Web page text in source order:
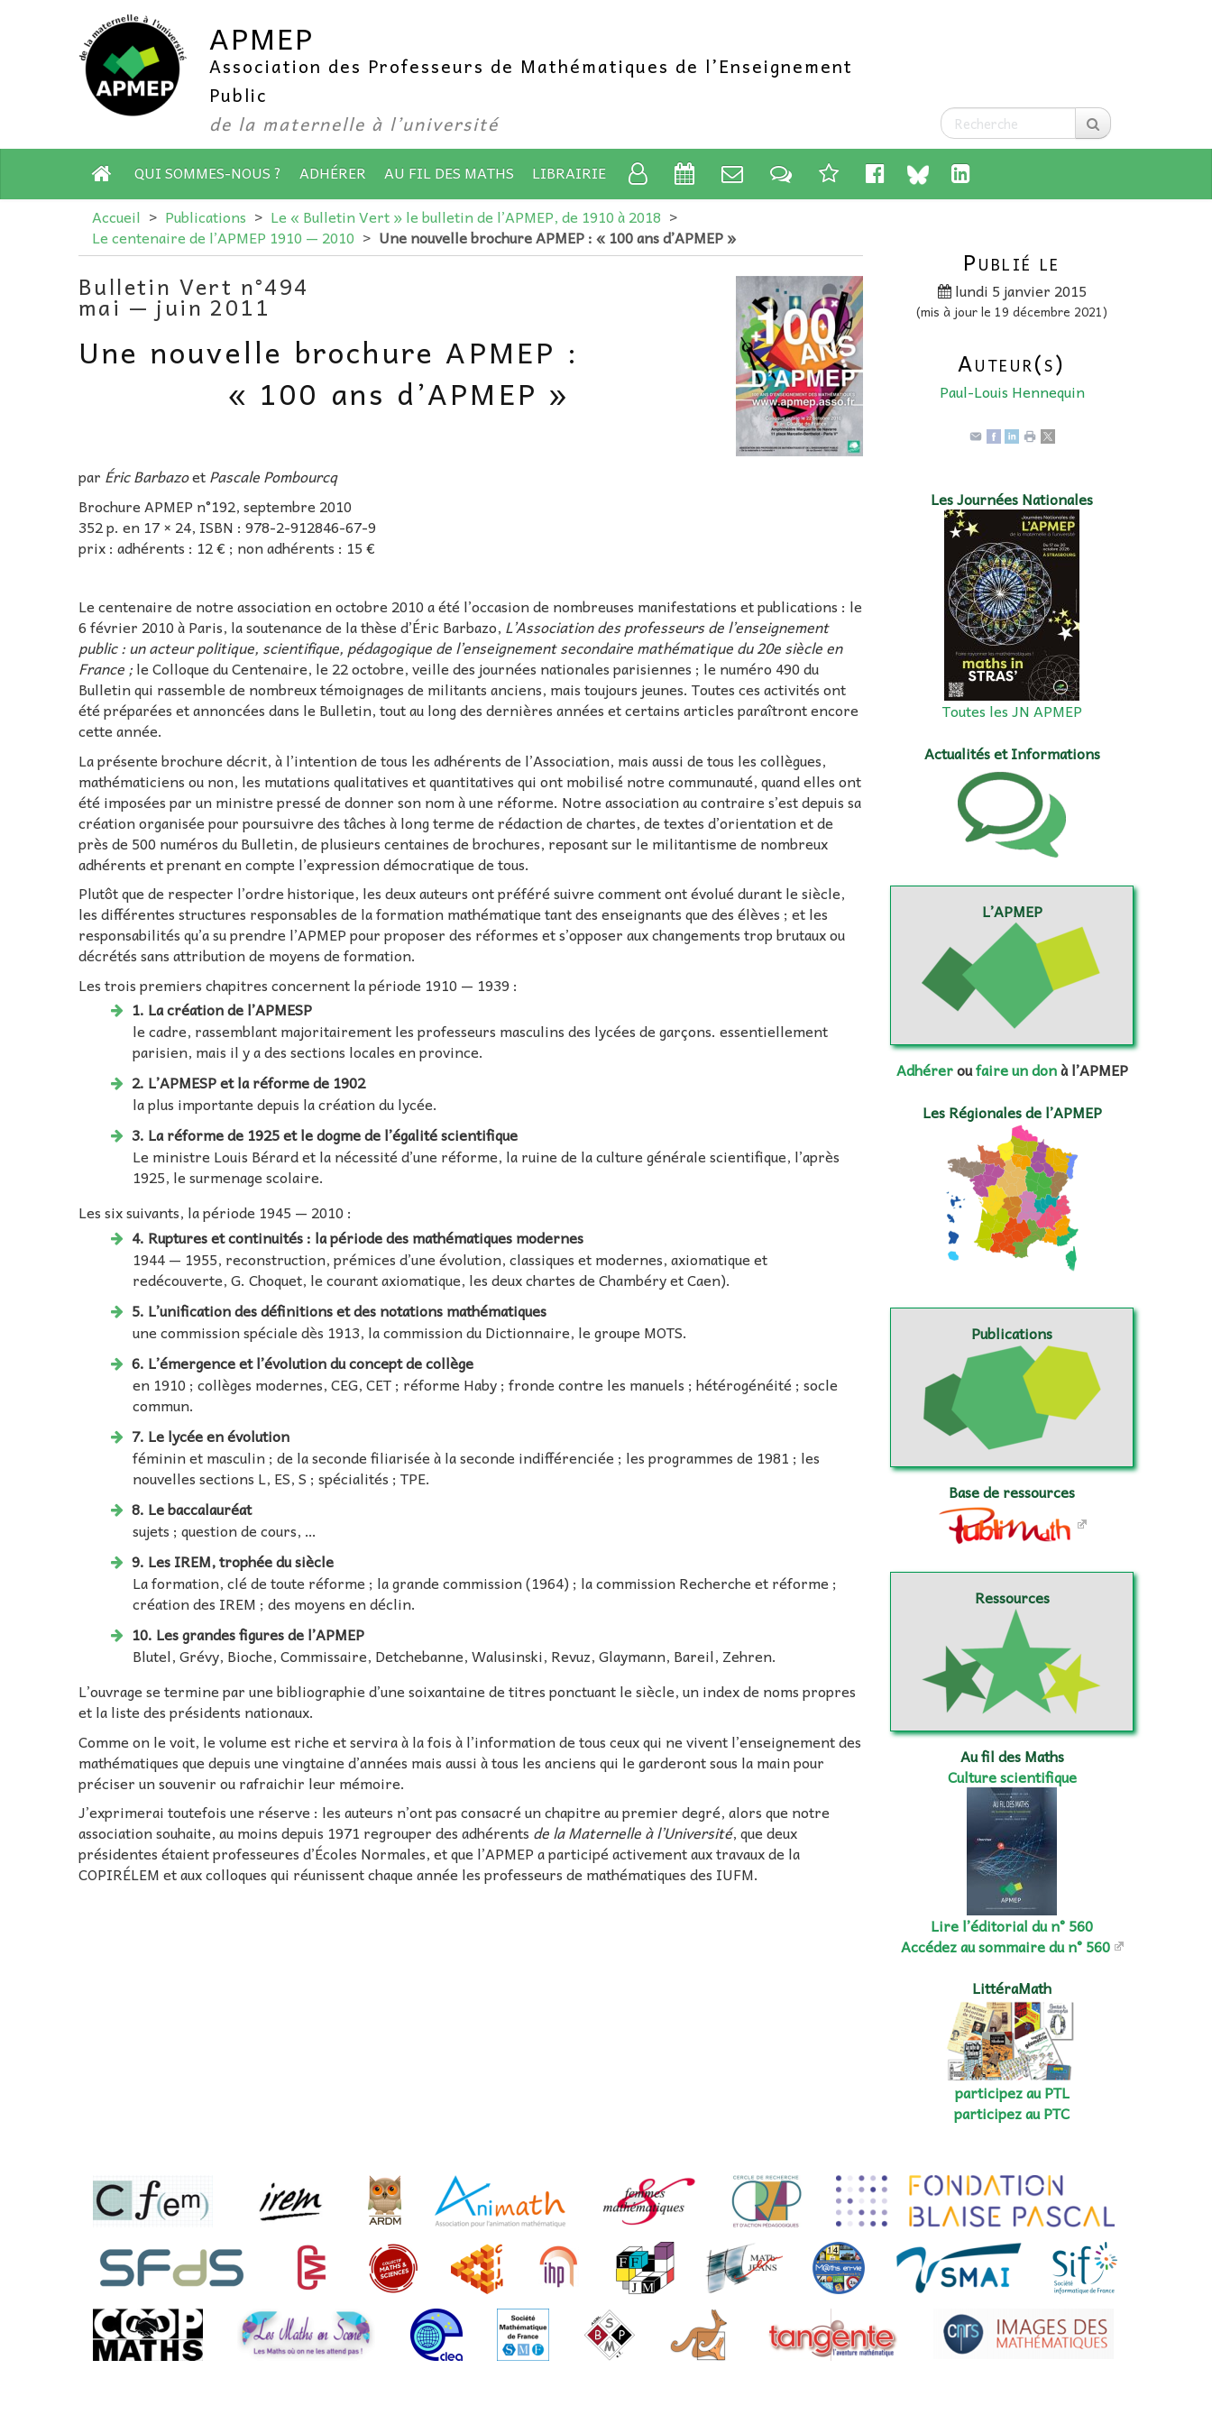
APMEP
Association des Professeurs de Mathématiques de l’Enseignement
Public
de la maternelle à l’université
QUI SOMMES-NOUS ? ADHÉRER AU FIL DES MATHS
LIBRAIRIE
Accueil > Publications > Le « Bulletin Vert » le bulletin de l’APMEP, de 1910 à 2018 >
Le centenaire de l’APMEP 1910 — 2010 > Une nouvelle brochure APMEP : « 100 ans d’APMEP »
Bulletin Vert n°494
mai — juin 2011
Une nouvelle brochure APMEP :
« 100 ans d’APMEP »
par Éric BarbazoetPascale Pombourcq
Brochure APMEP n°192, septembre 2010
352 p. en 17 × 24, ISBN : 978-2-912846-67-9
prix : adhérents : 12 € ; non adhérents : 15 €
Le centenaire de notre association en octobre 2010 a été l’occasion de nombreuses manifestations et publications : le
6 février 2010 à Paris, la soutenance de la thèse d’Éric Barbazo, L’Association des professeurs de l’enseignement
public : un acteur politique, scientifique, pédagogique de l’enseignement secondaire mathématique du 20e siècle en
France ;le Colloque du Centenaire, le 22 octobre, veille des journées nationales parisiennes ; le numéro 490 du
Bulletin qui rassemble de nombreux témoignages de militants anciens, mais toujours jeunes. Toutes ces activités ont
été préparées et annoncées dans le Bulletin, tout au long des dernières années et certains articles paraîtront encore
cette année.
La présente brochure décrit, à l’intention de tous les adhérents de l’Association, mais aussi de tous les collègues,
mathématiciens ou non, les mutations qualitatives et quantitatives qui ont mobilisé notre communauté, quand elles ont
été imposées par un ministre pressé de donner son nom à une réforme. Notre association au contraire s’est depuis sa
création organisée pour poursuivre des tâches à long terme de rédaction de chartes, de textes d’orientation et de
près de 500 numéros du Bulletin, de plusieurs centaines de brochures, reposant sur le militantisme de nombreux
adhérents et prenant en compte l’expression démocratique de tous.
Plutôt que de respecter l’ordre historique, les deux auteurs ont préféré suivre comment ont évolué durant le siècle,
les différentes structures responsables de la formation mathématique tant des enseignants que des élèves ; et les
responsabilités qu’a su prendre l’APMEP pour proposer des réformes et s’opposer aux changements trop brutaux ou
décrétés sans attribution de moyens de formation.
Les trois premiers chapitres concernent la période 1910 — 1939 :
1. La création de l’APMESP
le cadre, rassemblant majoritairement les professeurs masculins des lycées de garçons. essentiellement
parisien, mais il y a des sections locales en province.
2. L’APMESP et la réforme de 1902
la plus importante depuis la création du lycée.
3. La réforme de 1925 et le dogme de l’égalité scientifique
Le ministre Louis Bérard et la nécessité d’une réforme, la ruine de la culture générale scientifique, l’après
1925, le surmenage scolaire.
Les six suivants, la période 1945 — 2010 :
4. Ruptures et continuités : la période des mathématiques modernes
1944 — 1955, reconstruction, prémices d’une évolution, classiques et modernes, axiomatique et
redécouverte, G. Choquet, le courant axiomatique, les deux chartes de Chambéry et Caen).
5. L’unification des définitions et des notations mathématiques
une commission spéciale dès 1913, la commission du Dictionnaire, le groupe MOTS.
6. L’émergence et l’évolution du concept de collège
en 1910 ; collèges modernes, CEG, CET ; réforme Haby ; fronde contre les manuels ; hétérogénéité ; socle
commun.
7. Le lycée en évolution
féminin et masculin ; de la seconde filiarisée à la seconde indifférenciée ; les programmes de 1981 ; les
nouvelles sections L, ES, S ; spécialités ; TPE.
8. Le baccalauréat
sujets ; question de cours, …
9. Les IREM, trophée du siècle
La formation, clé de toute réforme ; la grande commission (1964) ; la commission Recherche et réforme ;
création des IREM ; des moyens en déclin.
10. Les grandes figures de l’APMEP
Blutel, Grévy, Bioche, Commissaire, Detchebanne, Walusinski, Revuz, Glaymann, Bareil, Zehren.
L’ouvrage se termine par une bibliographie d’une soixantaine de titres ponctuant le siècle, un index de noms propres
et la liste des présidents nationaux.
Comme on le voit, le volume est riche et servira à la fois à l’information de tous ceux qui ne vivent l’enseignement des
mathématiques que depuis une vingtaine d’années mais aussi à tous les anciens qui le garderont sous la main pour
préciser un souvenir ou rafraichir leur mémoire.
J’exprimerai toutefois une réserve : les auteurs n’ont pas consacré un chapitre au premier degré, alors que notre
association souhaite, au moins depuis 1971 regrouper des adhérents de la Maternelle à l’Université, que deux
présidentes étaient professeures d’Écoles Normales, et que l’APMEP a participé activement aux travaux de la
COPIRÉLEM et aux colloques qui réunissent chaque année les professeurs de mathématiques des IUFM.
Publié le
lundi 5 janvier 2015
(mis à jour le 19 décembre 2021)
Auteur(s)
Paul-Louis Hennequin
Les Journées Nationales
Toutes les JN APMEP
Actualités et Informations
L’APMEP
Adhéreroufaire un donà l’APMEP
Les Régionales de l’APMEP
Publications
Base de ressources
Ressources
Au fil des Maths
Culture scientifique
Lire l’éditorial du n° 560
Accédez au sommaire du n° 560
LittéraMath
participez au PTL
participez au PTC